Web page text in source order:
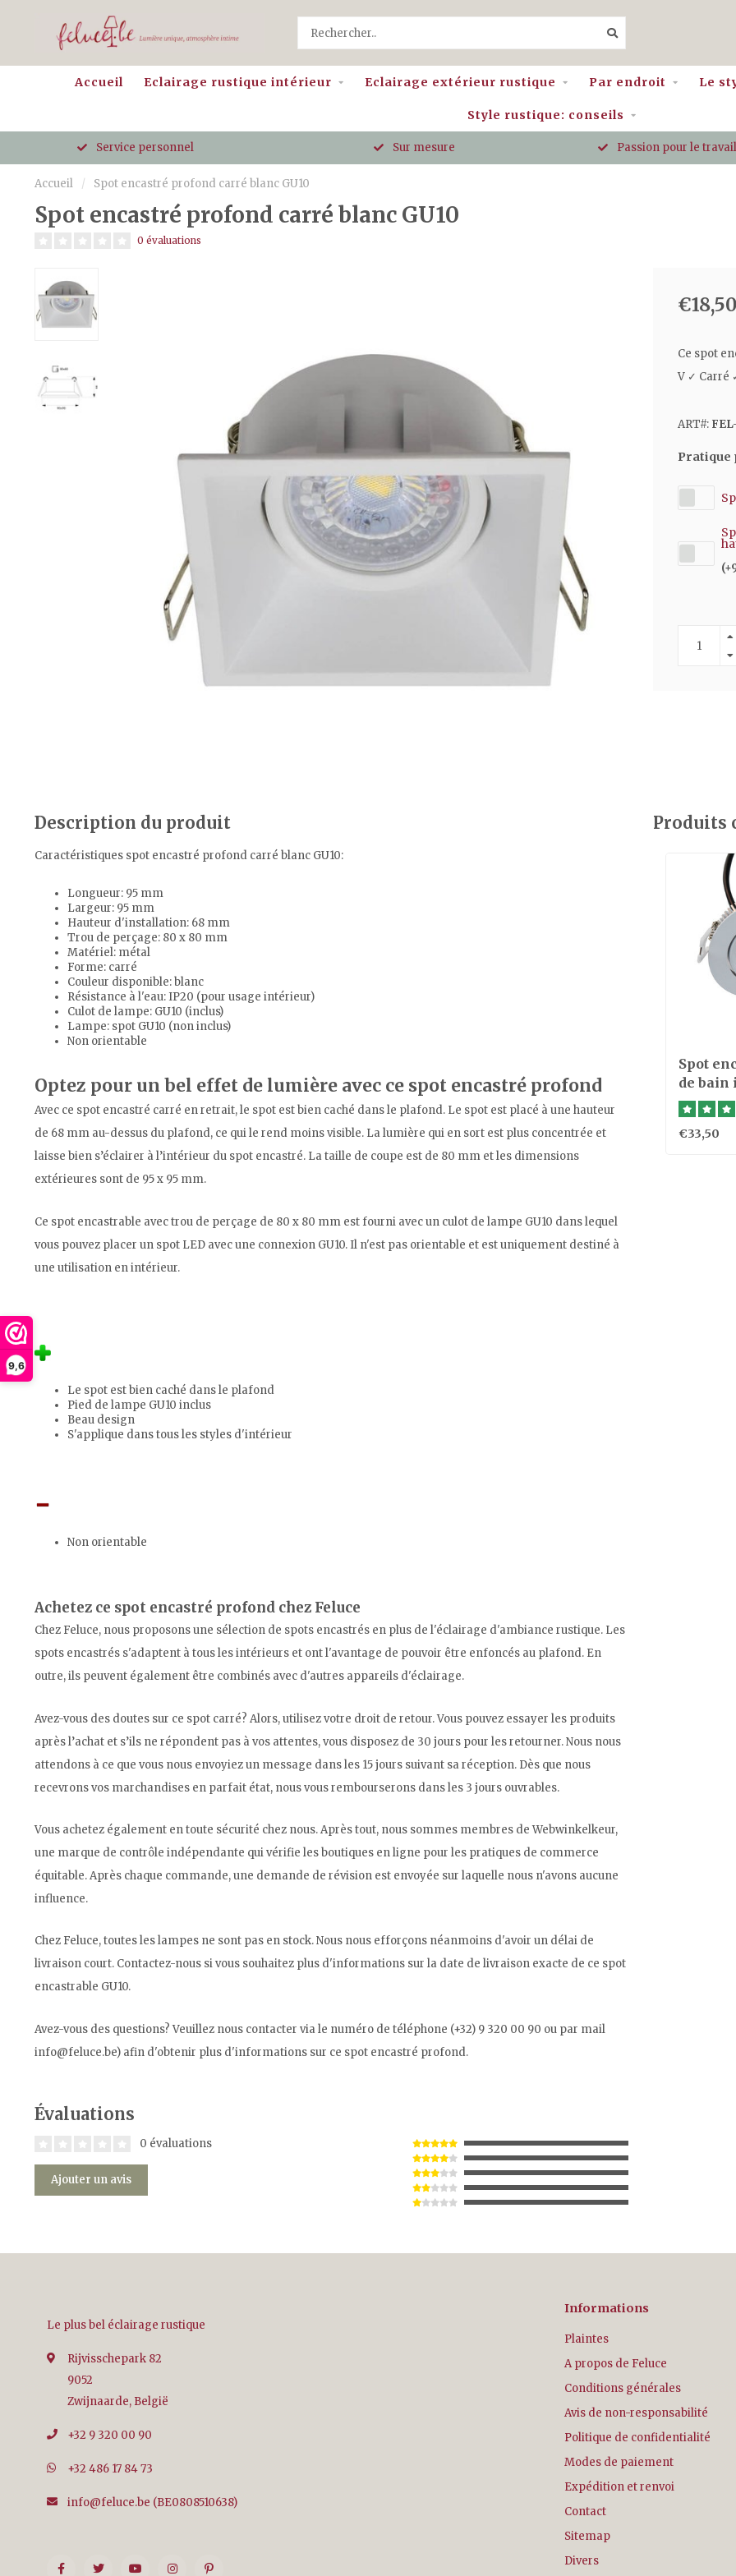
9,6
Accueil Eclairage rustique intérieur Eclairage extérieur rustique Par endroit Le
Style rustique: conseils
Service personnel Sur mesure Passion pour le
Accueil / Spot encastré profond carré blanc GU10
Spot encastré profond carré blanc GU10
0 évaluations
€18,50
Ce spot
V ✓ Carré
ART#:
Pratique
Description du produit
Caractéristiques spot encastré profond carré blanc GU10:
Longueur: 95 mm
Largeur: 95 mm
Hauteur d'installation: 68 mm
Trou de perçage: 80 x 80 mm
Matériel: métal
Forme: carré
Couleur disponible: blanc
Résistance à l'eau: IP20 (pour usage intérieur)
Culot de lampe: GU10 (inclus)
Lampe: spot GU10 (non inclus)
Non orientable
Optez pour un bel effet de lumière avec ce spot encastré profond
Avec ce spot encastré carré en retrait, le spot est bien caché dans le plafond. Le spot est placé à une hauteur
de 68 mm au-dessus du plafond, ce qui le rend moins visible. La lumière qui en sort est plus concentrée et
laisse bien s’éclairer à l’intérieur du spot encastré. La taille de coupe est de 80 mm et les dimensions
extérieures sont de 95 x 95 mm.
Ce spot encastrable avec trou de perçage de 80 x 80 mm est fourni avec un culot de lampe GU10 dans lequel
vous pouvez placer un spot LED avec une connexion GU10. Il n'est pas orientable et est uniquement destiné à
une utilisation en intérieur.
Le spot est bien caché dans le plafond
Pied de lampe GU10 inclus
Beau design
S'applique dans tous les styles d'intérieur
Non orientable
Achetez ce spot encastré profond chez Feluce
Chez Feluce, nous proposons une sélection de spots encastrés en plus de l'éclairage d'ambiance rustique. Les
spots encastrés s'adaptent à tous les intérieurs et ont l'avantage de pouvoir être enfoncés au plafond. En
outre, ils peuvent également être combinés avec d'autres appareils d'éclairage.
Avez-vous des doutes sur ce spot carré? Alors, utilisez votre droit de retour. Vous pouvez essayer les produits
après l’achat et s’ils ne répondent pas à vos attentes, vous disposez de 30 jours pour les retourner. Nous nous
attendons à ce que vous nous envoyiez un message dans les 15 jours suivant sa réception. Dès que nous
recevrons vos marchandises en parfait état, nous vous rembourserons dans les 3 jours ouvrables.
Vous achetez également en toute sécurité chez nous. Après tout, nous sommes membres de Webwinkelkeur,
une marque de contrôle indépendante qui vérifie les boutiques en ligne pour les pratiques de commerce
équitable. Après chaque commande, une demande de révision est envoyée sur laquelle nous n'avons aucune
influence.
Chez Feluce, toutes les lampes ne sont pas en stock. Nous nous efforçons néanmoins d'avoir un délai de
livraison court. Contactez-nous si vous souhaitez plus d'informations sur la date de livraison exacte de ce spot
encastrable GU10.
Avez-vous des questions? Veuillez nous contacter via le numéro de téléphone (+32) 9 320 00 90 ou par mail
info@feluce.be) afin d'obtenir plus d'informations sur ce spot encastré profond.
Évaluations
0 évaluations
Ajouter un avis
Produits
Spot
de bain
LED 7W
€33,50
Le plus bel éclairage rustique
Rijvisschepark 82
9052
Zwijnaarde, België
+32 9 320 00 90
+32 486 17 84 73
info@feluce.be (BE0808510638)
Informations
Plaintes
A propos de Feluce
Conditions générales
Avis de non-responsabilité
Politique de confidentialité
Modes de paiement
Expédition et renvoi
Contact
Sitemap
Divers